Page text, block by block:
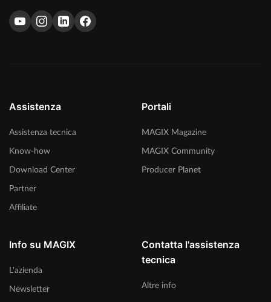
Assistenza
Assistenza tecnica
Know-how
Download Center
Partner
Affiliate
Portali
MAGIX Magazine
MAGIX Community
Producer Planet
Info su MAGIX
L'azienda
Newsletter
Contatta l'assistenza
tecnica
Altre info